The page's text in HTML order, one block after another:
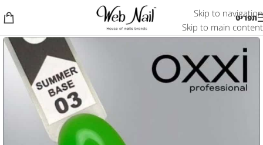
Skip to navigation
Skip to main content
תפריט
אזל המלאי